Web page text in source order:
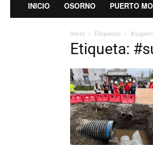
INICIO OSORNO PUERTO
Inicio Etiquetas
Etiqueta: